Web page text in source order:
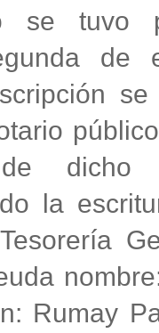
se tuvo
de
dicho
la
Rumay